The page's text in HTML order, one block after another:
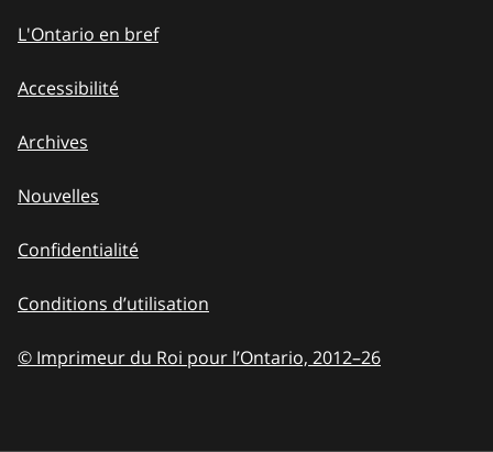
L'Ontario en bref
Accessibilité
Archives
Nouvelles
Confidentialité
Conditions d’utilisation
© Imprimeur du Roi pour l’Ontario, 2012–to
26